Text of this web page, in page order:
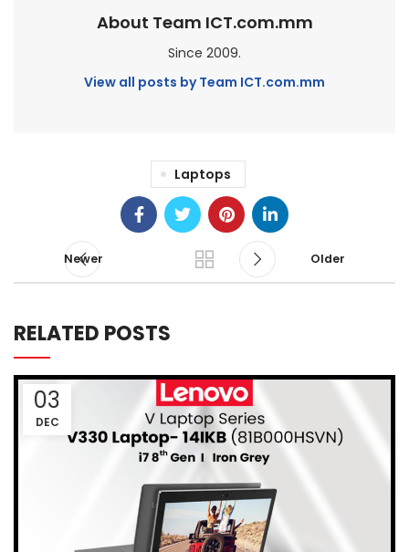
About Team ICT.com.mm
Since 2009.
View all posts by Team ICT.com.mm
Laptops
Newer Older
RELATED POSTS
03
DEC